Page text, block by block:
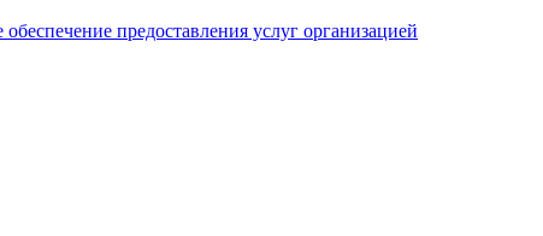
предоставления услуг организацией